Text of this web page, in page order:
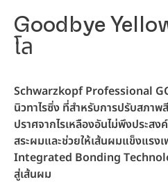
Goodbye
โล
Schwarzkopf Professional
นิวทาไรซิ่ง ที่สำหรับการปรับสภาพ
ปราศจากไรเหลืองอันไม่พึงประส
สระผมและช่วยให้เส้นผมแข็งแรง
Integrated Bonding
สู่เส้นผม